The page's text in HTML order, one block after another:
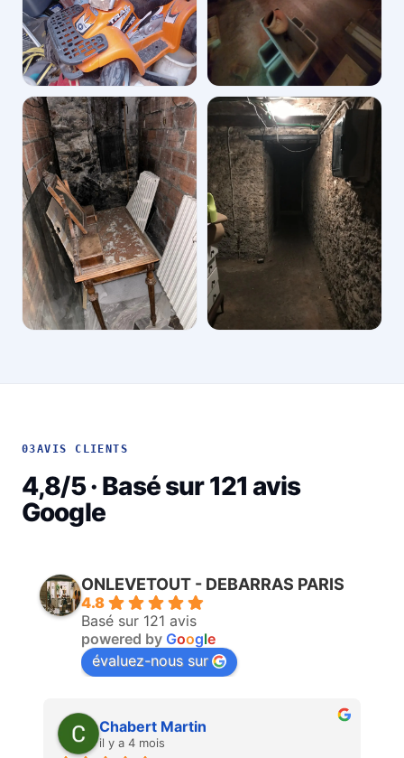
03AVIS CLIENTS
4,8/5 · Basé sur 121 avis
Google
ONLEVETOUT - DEBARRAS PARIS
4.8
Basé sur 121 avis
powered by Google
évaluez-nous sur
Martin Faliu
il y a 4 mois